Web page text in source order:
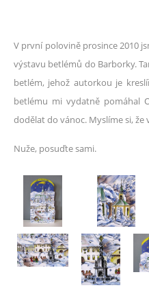
V první polovině prosince 2010
výstavu betlémů do Barborky.
betlém, jehož autorkou je
betlému mi vydatně pomáhal
dodělat do vánoc. Myslíme si, že
Nuže, posuďte sami.